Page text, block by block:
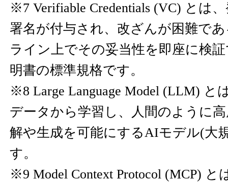
※7 Verifiable Credentials (VC) とは
署名が付与され、改ざんが困難で
ライン上でその妥当性を即座に検
明書の標準規格です。
※8 Large Language Model (LLM) と
データから学習し、人間のように
解や生成を可能にするAIモデル(大
す。
※9 Model Context Protocol (MCP)